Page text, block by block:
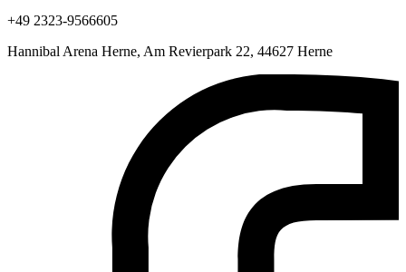
+49 2323-9566605
Hannibal Arena Herne, Am Revierpark 22, 44627 Herne